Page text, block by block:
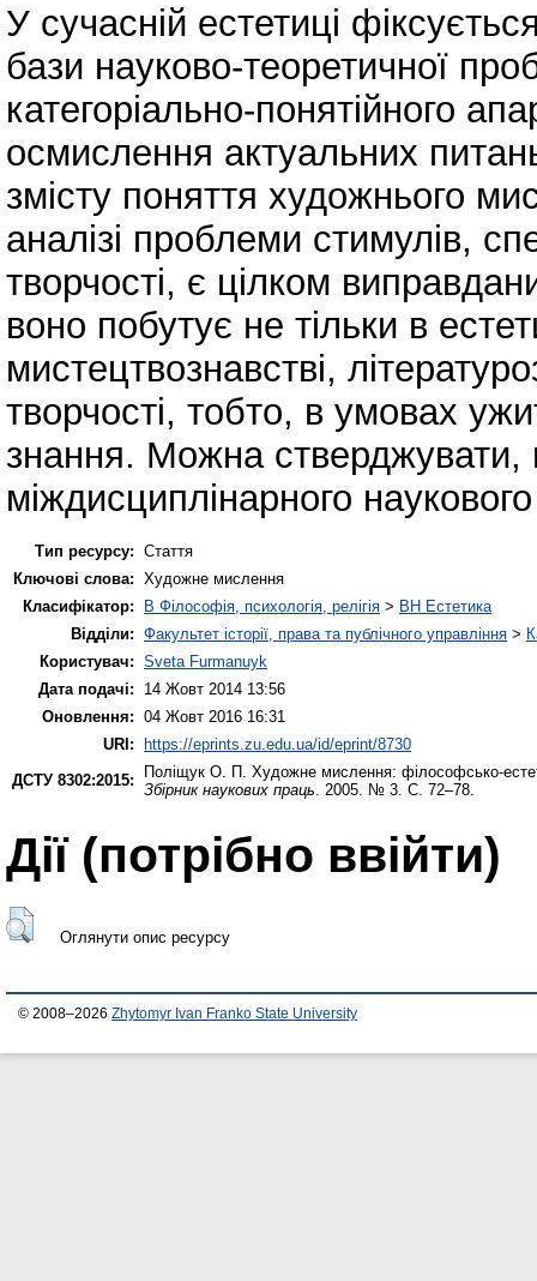
У сучасній естетиці
бази науково-теоретичної
категоріально-понятійного
осмислення актуальних
змісту поняття художнього
аналізі проблеми стимулів,
творчості, є цілком
воно побутує не тільки в
мистецтвознавстві,
творчості, тобто, в умовах
знання. Можна
міждисциплінарного
Тип ресурсу: Стаття
Ключові слова: Художне мислення
Класифікатор:
B Філософія, психологія, релігія > BH Естетика
Відділи: Факультет історії, права та публічного управління >
Користувач: Sveta Furmanuyk
Дата подачі:
14 Жовт 2014 13:56
Оновлення: 04 Жовт 2016 16:31
URI: https://eprints.zu.edu.ua/id/eprint/8730
ДСТУ 8302:2015:
Поліщук О. П. Художне мислення: філософсько-
Збірник наукових праць . 2005. № 3. С. 72–78.
Дії ​​(потрібно ввійти)
Оглянути опис ресурсу
© 2008–2026 Zhytomyr Ivan Franko State University